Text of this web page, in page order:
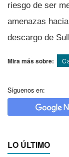
riesgo de ser
amenazas
descargo de
Mira más sobre:
Síguenos en:
LO ÚLTIMO